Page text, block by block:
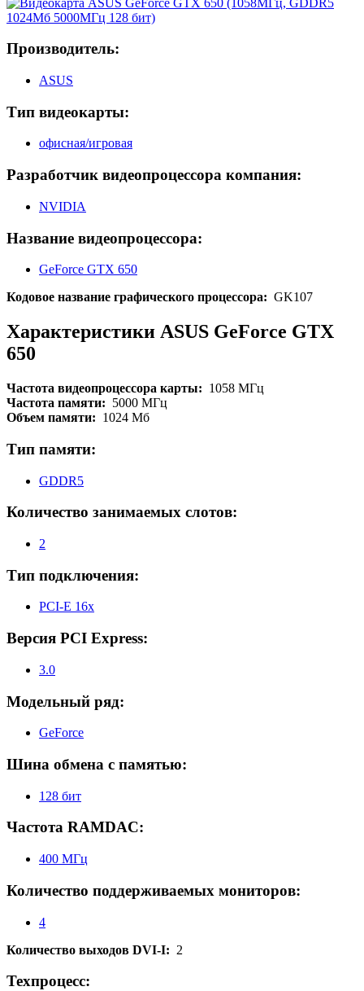
Производитель:
ASUS
Тип видеокарты:
офисная/игровая
Разработчик видеопроцессора компания:
NVIDIA
Название видеопроцессора:
GeForce GTX 650
Кодовое название графического процессора: GK107
Характеристики ASUS GeForce GTX
650
Частота видеопроцессора карты: 1058 МГц
Частота памяти: 5000 МГц
Объем памяти: 1024 Мб
Тип памяти:
GDDR5
Количество занимаемых слотов:
2
Тип подключения:
PCI-E 16x
Версия PCI Express:
3.0
Модельный ряд:
GeForce
Шина обмена с памятью:
128 бит
Частота RAMDAC:
400 МГц
Количество поддерживаемых мониторов:
4
Количество выходов DVI-I: 2
Техпроцесс: